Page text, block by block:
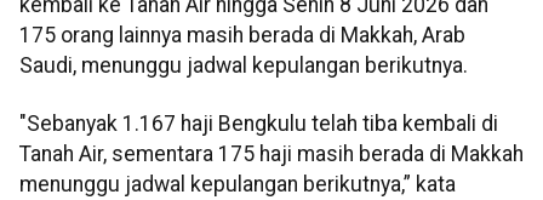
kembali ke Tanah Air hingga Senin 8 Juni 2026 dan
175 orang lainnya masih berada di Makkah, Arab
Saudi, menunggu jadwal kepulangan berikutnya.
"Sebanyak 1.167 haji Bengkulu telah tiba kembali di
Tanah Air, sementara 175 haji masih berada di Makkah
menunggu jadwal kepulangan berikutnya,” kata